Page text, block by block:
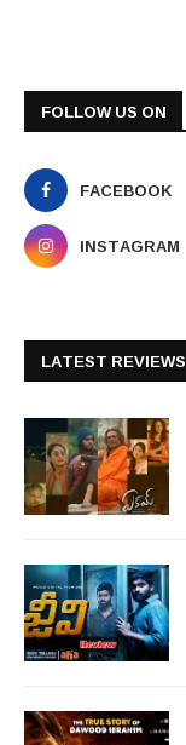
FOLLOW US ON
FACEBOOK
INSTAGRAM
LATEST REVIEWS